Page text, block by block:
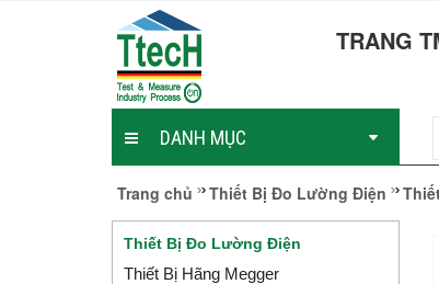
TRANG
DANH MỤC
Trang chủ Thiết Bị Đo Lường Điện
Thiết Bị Đo Lường Điện
Thiết Bị Hãng Megger